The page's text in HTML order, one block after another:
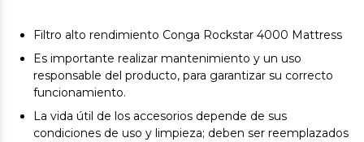
Filtro alto rendimiento Conga Rockstar 4000 Mattress
Es importante realizar mantenimiento y un uso
responsable del producto, para garantizar su correcto
funcionamiento.
La vida útil de los accesorios depende de sus
condiciones de uso y limpieza; deben ser reemplazados